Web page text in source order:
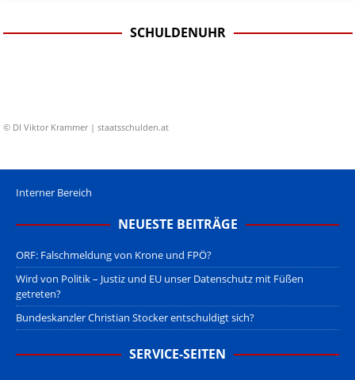
SCHULDENUHR
© DI Viktor Krammer | staatsschulden.at
Interner Bereich
NEUESTE BEITRÄGE
ORF: Falschmeldung von Krone und FPÖ?
Wird von Politik – Justiz und EU unser Datenschutz mit Füßen
getreten?
Bundeskanzler Christian Stocker entschuldigt sich?
SERVICE-SEITEN